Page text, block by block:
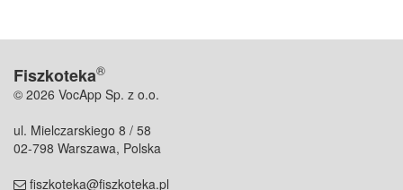
Fiszkoteka®
© 2026 VocApp Sp. z o.o.
ul. Mielczarskiego 8 / 58
02-798 Warszawa, Polska
fiszkoteka@fiszkoteka.pl